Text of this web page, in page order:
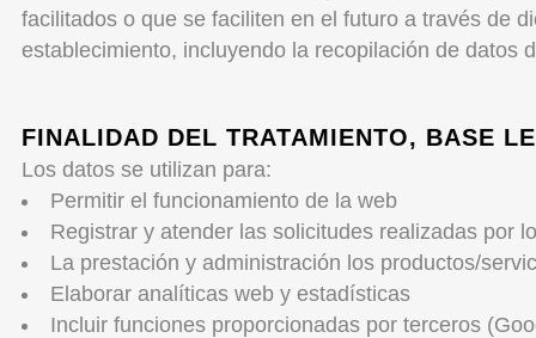
facilitados o que se faciliten en el futuro a través de
establecimiento, incluyendo la recopilación de datos
FINALIDAD DEL TRATAMIENTO, BASE
Los datos se utilizan para:
Permitir el funcionamiento de la web
Registrar y atender las solicitudes realizadas por
La prestación y administración los productos/
Elaborar analíticas web y estadísticas
Incluir funciones proporcionadas por terceros